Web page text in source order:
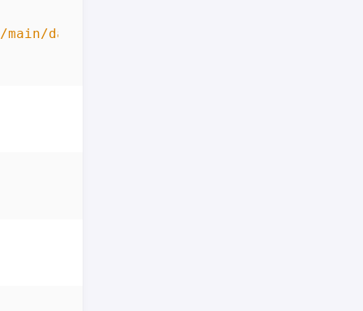
data/exercises.json"